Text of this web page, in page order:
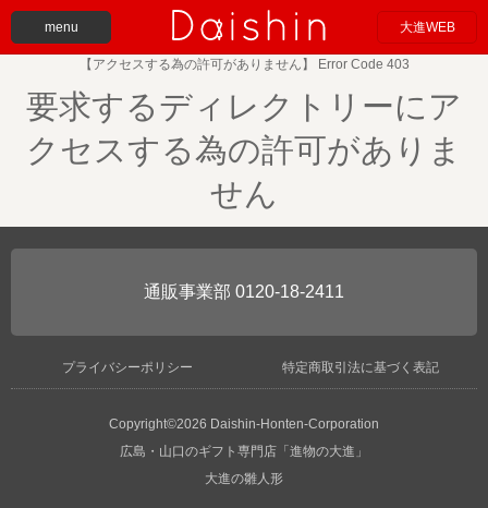
menu 大進WEB
【アクセスする為の許可がありません】 Error Code 403
要求するディレクトリーにア
クセスする為の許可がありま
せん
0120-18-2411
プライバシーポリシー 特定商取引法に基づく表記
Copyright©2026 Daishin-Honten-Corporation
広島・山口のギフト専門店「進物の大進」
大進の雛人形